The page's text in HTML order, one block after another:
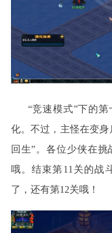
“竞速模式”下的
化。不过，主怪在变
回生”。各位少侠在
哦。结束第11关的战
了，还有第12关哦！